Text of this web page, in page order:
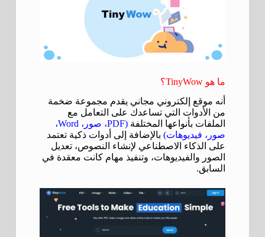
ما هو TinyWow؟
أنه موقع إلكتروني مجاني يقدم مجموعة ضخمة
من الأدوات التي تساعدك على التعامل مع
الملفات بأنواعها المختلفة
(PDF، صور، Word،
صور، فيديوهات)بالإضافة إلى أدوات ذكية تعتمد
على الذكاء الاصطناعي لإنشاء النصوص، تعديل
الصور والفيديوهات، وتنفيذ مهام كانت معقدة في
السابق.